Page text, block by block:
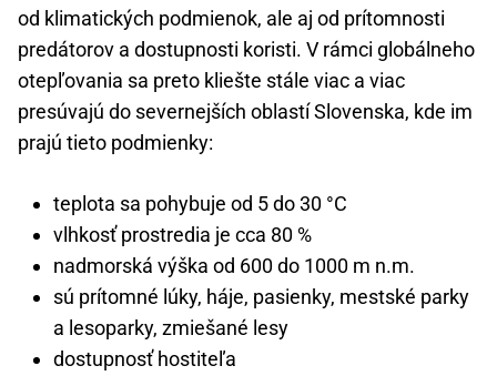
od klimatických podmienok, ale aj od prítomnosti
predátorov a dostupnosti koristi. V rámci globálneho
otepľovania sa preto kliešte stále viac a viac
presúvajú do severnejších oblastí Slovenska, kde im
prajú tieto podmienky:
teplota sa pohybuje od 5 do 30 °C
vlhkosť prostredia je cca 80 %
nadmorská výška od 600 do 1000 m n.m.
sú prítomné lúky, háje, pasienky, mestské parky
a lesoparky, zmiešané lesy
dostupnosť hostiteľa